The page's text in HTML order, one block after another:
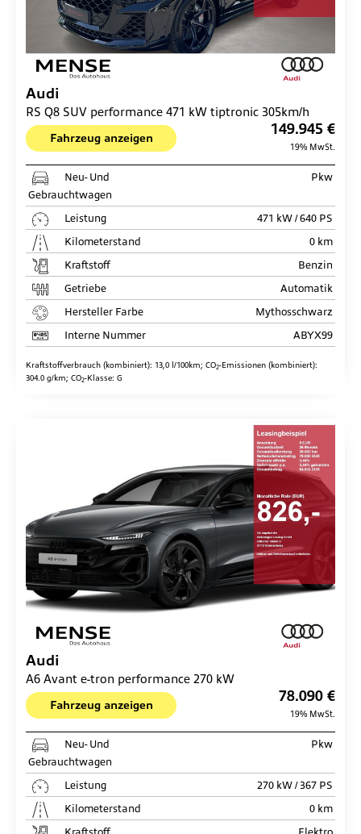
Audi
RS Q8 SUV performance 471 kW tiptronic 305km/h
Fahrzeug anzeigen
149.945 €
19% MwSt.
Neu- Und
Gebrauchtwagen
Pkw
Leistung
471 kW / 640 PS
Kilometerstand
0 km
Kraftstoff
Benzin
Getriebe
Automatik
Hersteller Farbe
Mythosschwarz
Interne Nummer
ABYX99
Kraftstoffverbrauch (kombiniert): 13,0 l/100km; CO2-Emissionen (kombiniert):
304.0 g/km; CO2-Klasse: G
Audi
A6 Avant e-tron performance 270 kW
Fahrzeug anzeigen
78.090 €
19% MwSt.
Neu- Und
Gebrauchtwagen
Pkw
Leistung
270 kW / 367 PS
Kilometerstand
0 km